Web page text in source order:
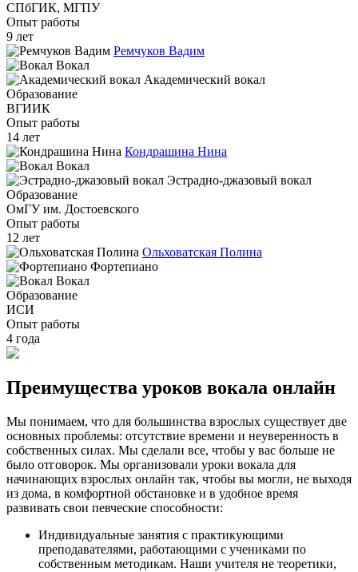
СПбГИК, МГПУ
Опыт работы
9 лет
Ремчуков Вадим
Вокал
Академический вокал
Образование
ВГИИК
Опыт работы
14 лет
Кондрашина Нина
Вокал
Эстрадно-джазовый вокал
Образование
ОмГУ им. Достоевского
Опыт работы
12 лет
Ольховатская Полина
Фортепиано
Вокал
Образование
ИСИ
Опыт работы
4 года
Преимущества уроков вокала онлайн
Мы понимаем, что для большинства взрослых существует две
основных проблемы: отсутствие времени и неуверенность в
собственных силах. Мы сделали все, чтобы у вас больше не
было отговорок. Мы организовали уроки вокала для
начинающих взрослых онлайн так, чтобы вы могли, не выходя
из дома, в комфортной обстановке и в удобное время
развивать свои певческие способности:
Индивидуальные занятия с практикующими
преподавателями, работающими с учениками по
собственным методикам. Наши учителя не теоретики,